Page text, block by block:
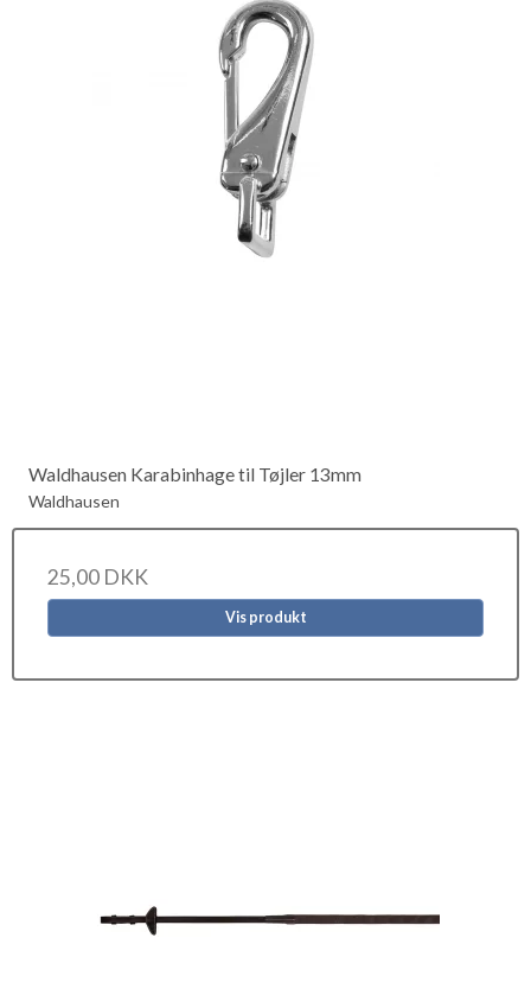
Waldhausen Karabinhage til Tøjler 13mm
Waldhausen
25,00 DKK
Vis produkt